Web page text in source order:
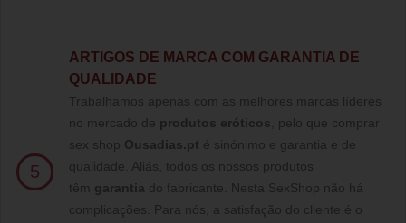
5
ARTIGOS DE MARCA COM GARANTIA DE
QUALIDADE
Trabalhamos apenas com as melhores marcas líderes
no mercado de produtos eróticos , pelo que comprar
sex shop Ousadias.pt é sinónimo e garantia e de
qualidade. Aliás, todos os nossos produtos
têm garantia do fabricante. Nesta SexShop não há
complicações. Para nós, a satisfação do cliente é o